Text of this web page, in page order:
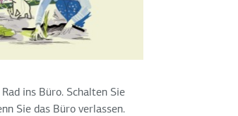
ins Büro. Schalten Sie
Sie das Büro verlassen.